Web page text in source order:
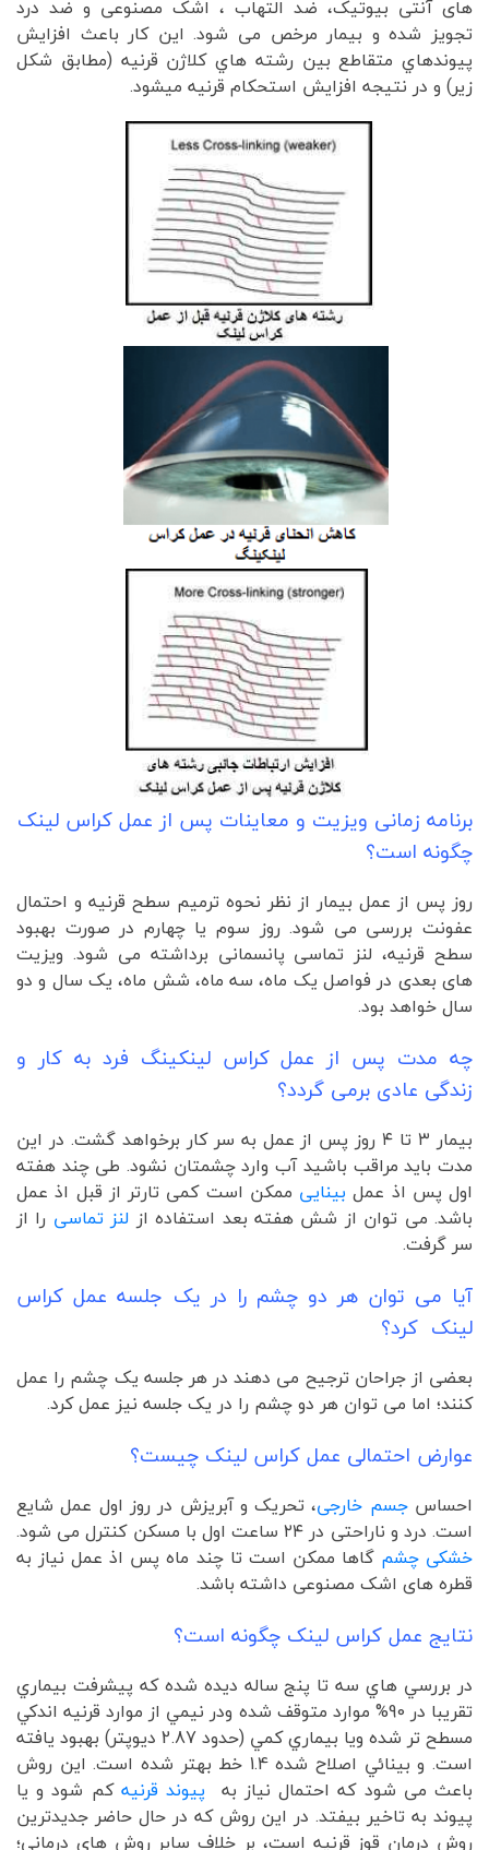
های آنتی بیوتیک، ضد التهاب ، اشک مصنوعی و ضد درد
تجویز شده و بیمار مرخص می شود. اين كار باعث افزايش
پيوندهاي متقاطع بين رشته هاي كلاژن قرنيه (مطابق شكل
زير) و در نتيجه افزايش استحكام قرنيه ميشود.
برنامه زمانی ویزیت و معاینات پس از عمل کراس لینک
چگونه است؟
روز پس از عمل بیمار از نظر نحوه ترمیم سطح قرنیه و احتمال
عفونت بررسی می شود. روز سوم یا چهارم در صورت بهبود
سطح قرنیه، لنز تماسی پانسمانی برداشته می شود. ویزیت
های بعدی در فواصل یک ماه، سه ماه، شش ماه، یک سال و دو
سال خواهد بود.
چه مدت پس از عمل کراس لینکینگ فرد به کار و
زندگی عادی برمی گردد؟
بیمار ۳ تا ۴ روز پس از عمل به سر کار برخواهد گشت. در این
مدت باید مراقب باشید آب وارد چشمتان نشود. طی چند هفته
اول پس اذ عمل بینایی ممکن است کمی تارتر از قبل اذ عمل
باشد. می توان از شش هفته بعد استفاده از لنز تماسی را از
سر گرفت.
آیا می توان هر دو چشم را در یک جلسه عمل کراس
لینک کرد؟
بعضی از جراحان ترجیح می دهند در هر جلسه یک چشم را عمل
کنند؛ اما می توان هر دو چشم را در یک جلسه نیز عمل کرد.
عوارض احتمالی عمل کراس لینک چیست؟
احساسجسم خارجی، تحریک و آبریزش در روز اول عمل شایع
است. درد و ناراحتی در ۲۴ ساعت اول با مسکن کنترل می شود.
خشکی چشم گاها ممکن است تا چند ماه پس اذ عمل نیاز به
قطره های اشک مصنوعی داشته باشد.
نتایج عمل کراس لینک چگونه است؟
در بررسي هاي سه تا پنج ساله ديده شده كه پيشرفت بيماري
تقريبا در 90% موارد متوقف شده ودر نيمي از موارد قرنيه اندكي
مسطح تر شده ويا بيماري كمي (حدود 2.87 ديوپتر) بهبود يافته
است. و بينائي اصلاح شده 1.4 خط بهتر شده است. این روش
باعث می شود که احتمال نیاز به پیوند قرنیه کم شود و یا
پیوند به تاخیر بیفتد. در این روش که در حال حاضر جدیدترین
روش درمان قوز قرنیه است، بر خلاف سایر روش های درمانی؛